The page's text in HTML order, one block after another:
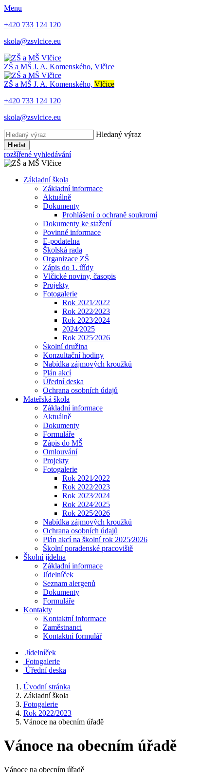
Menu
+420 733 124 120
skola@zsvlcice.eu
ZŠ a MŠ J. A. Komenského, Vlčice
ZŠ a MŠ J. A. Komenského, Vlčice
+420 733 124 120
skola@zsvlcice.eu
Hledaný výraz
Hledat
rozšířené vyhledávání
Základní škola
Základní informace
Aktuálně
Dokumenty
Prohlášení o ochraně soukromí
Dokumenty ke stažení
Povinné informace
E-podatelna
Školská rada
Organizace ZŠ
Zápis do 1. třídy
Vlčické noviny, časopis
Projekty
Fotogalerie
Rok 2021⁄2022
Rok 2022⁄2023
Rok 2023⁄2024
2024⁄2025
Rok 2025⁄2026
Školní družina
Konzultační hodiny
Nabídka zájmových kroužků
Plán akcí
Úřední deska
Ochrana osobních údajů
Mateřská škola
Základní informace
Aktuálně
Dokumenty
Formuláře
Zápis do MŠ
Omlouvání
Projekty
Fotogalerie
Rok 2021⁄2022
Rok 2022⁄2023
Rok 2023⁄2024
Rok 2024⁄2025
Rok 2025⁄2026
Nabídka zájmových kroužků
Ochrana osobních údajů
Plán akcí na školní rok 2025⁄2026
Školní poradenské pracoviště
Školní jídelna
Základní informace
Jídelníček
Seznam alergenů
Dokumenty
Formuláře
Kontakty
Kontaktní informace
Zaměstnanci
Kontaktní formulář
Jídelníček
Fotogalerie
Úřední deska
Úvodní stránka
Základní škola
Fotogalerie
Rok 2022/2023
Vánoce na obecním úřadě
Vánoce na obecním úřadě
Vánoce na obecním úřadě